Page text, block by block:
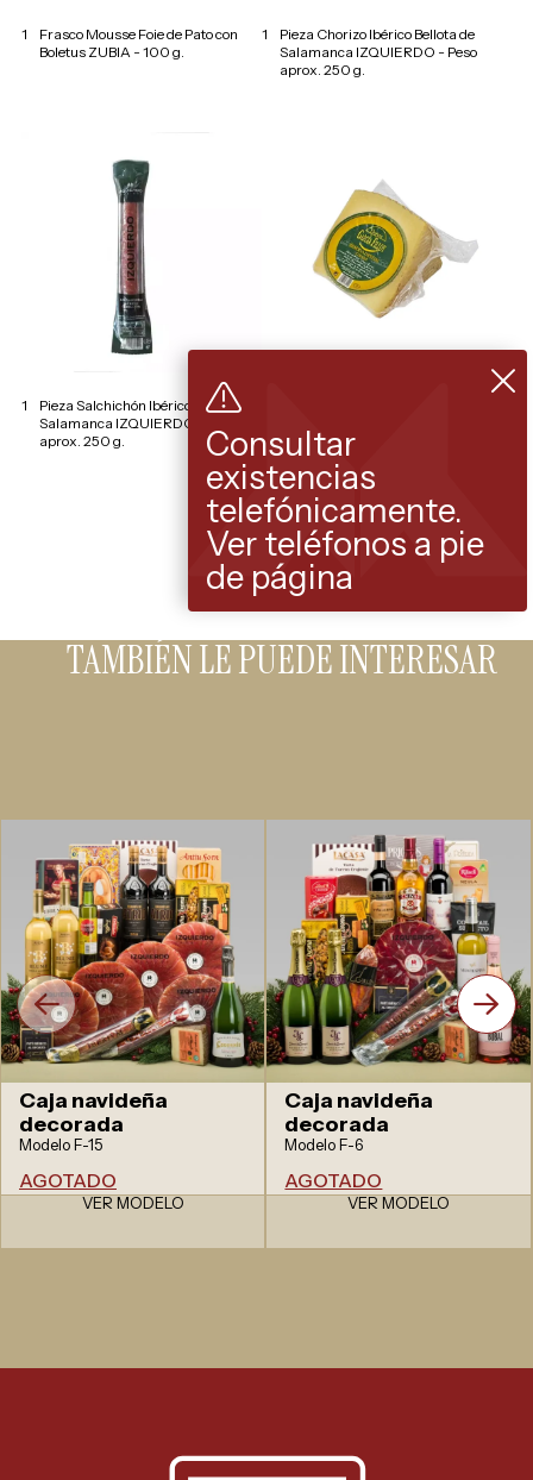
1
Frasco Mousse Foie de Pato con
Boletus ZUBIA - 100 g.
1
Pieza Chorizo Ibérico Bellota de
Salamanca IZQUIERDO - Peso
aprox. 250 g.
1
Pieza Salchichón Ibérico Bellota de
Salamanca IZQUIERDO - Peso
aprox. 250 g.
300 g.
TAMBIÉN LE PUEDE INTERESAR
Caja navideña
decorada
Modelo F-15
AGOTADO
VER MODELO
Caja navideña
decorada
Modelo F-6
AGOTADO
VER MODELO
Consultar
existencias
telefónicamente.
Ver teléfonos a pie
de página